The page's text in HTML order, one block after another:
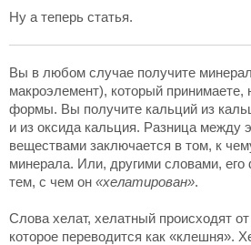
Ну а теперь статья.
Вы в любом случае получите
макроэлемент), который принимаете,
формы. Вы получите кальций из
и из оксида кальция. Разница между
веществами заключается в том, к
минерала. Или, другими словами,
тем, с чем он «хелатирован».
Слова хелат, хелатный происходят от
которое переводится как «клешня».